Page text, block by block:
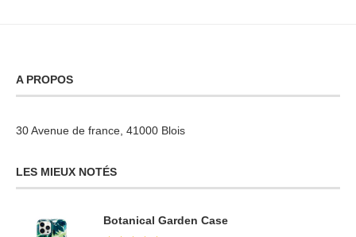
A PROPOS
30 Avenue de france, 41000 Blois
LES MIEUX NOTÉS
Botanical Garden Case